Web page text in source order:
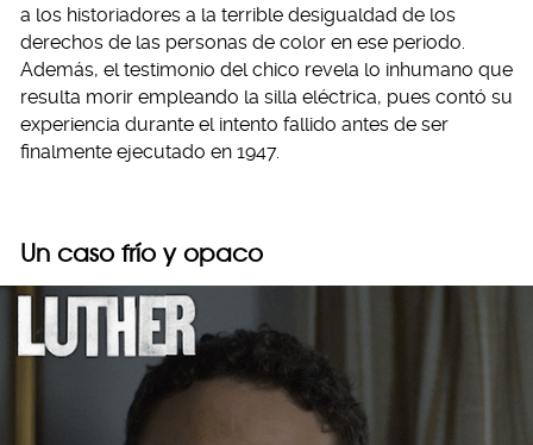
a los historiadores a la terrible desigualdad de los
derechos de las personas de color en ese periodo.
Además, el testimonio del chico revela lo inhumano que
resulta morir empleando la silla eléctrica, pues contó su
experiencia durante el intento fallido antes de ser
finalmente ejecutado en 1947.
Un caso frío y opaco